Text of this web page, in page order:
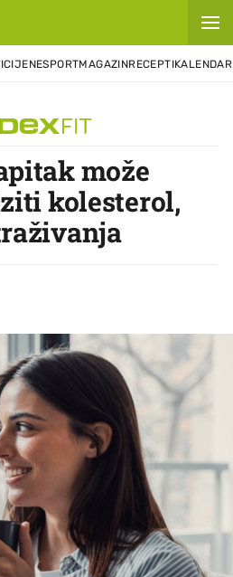
CIJENESPORTMAGAZINRECEPTIKALENDAR
može
kolesterol,